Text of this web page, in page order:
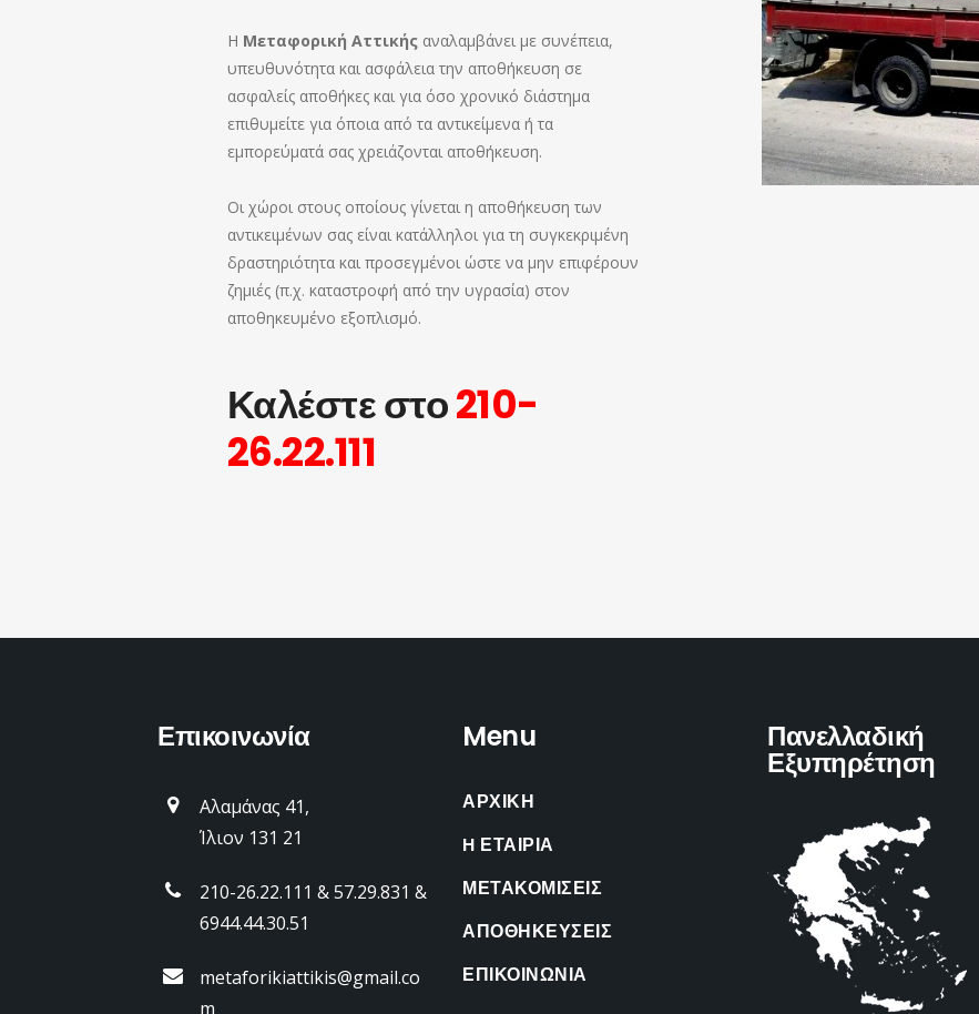
Η Μεταφορική Αττικήςαναλαμβάνει με συνέπεια,
υπευθυνότητα και ασφάλεια την αποθήκευση σε
ασφαλείς αποθήκες και για όσο χρονικό διάστημα
επιθυμείτε για όποια από τα αντικείμενα ή τα
εμπορεύματά σας χρειάζονται αποθήκευση.
Οι χώροι στους οποίους γίνεται η αποθήκευση των
αντικειμένων σας είναι κατάλληλοι για τη συγκεκριμένη
δραστηριότητα και προσεγμένοι ώστε να μην επιφέρουν
ζημιές (π.χ. καταστροφή από την υγρασία) στον
αποθηκευμένο εξοπλισμό.
Καλέστε στο210-
26.22.111
Επικοινωνία
Αλαμάνας 41,
Ίλιον 131 21
210-26.22.111 & 57.29.831 &
6944.44.30.51
metaforikiattikis@gmail.co
m
Menu
ΑΡΧΙΚΗ
H ΕΤΑΙΡΙΑ
ΜΕΤΑΚΟΜΙΣΕΙΣ
ΑΠΟΘΗΚΕΥΣΕΙΣ
ΕΠΙΚΟΙΝΩΝΙΑ
Πανελλαδική
Εξυπηρέτηση